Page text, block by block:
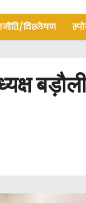
विश्लेषण